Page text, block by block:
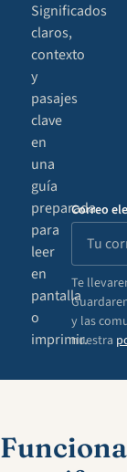
Significados
claros,
contexto
y
pasajes
clave
en
una
guía
preparada
para
leer
en
pantalla
o
imprimir.
Correo
Te
y las
nuestra